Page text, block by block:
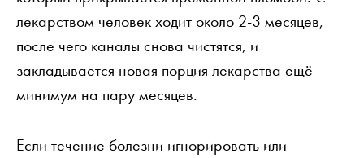
лекарством человек ходит около 2-3 месяцев,
после чего каналы снова чистятся, и
закладывается новая порция лекарства ещё
минимум на пару месяцев.
Если течение болезни игнорировать или